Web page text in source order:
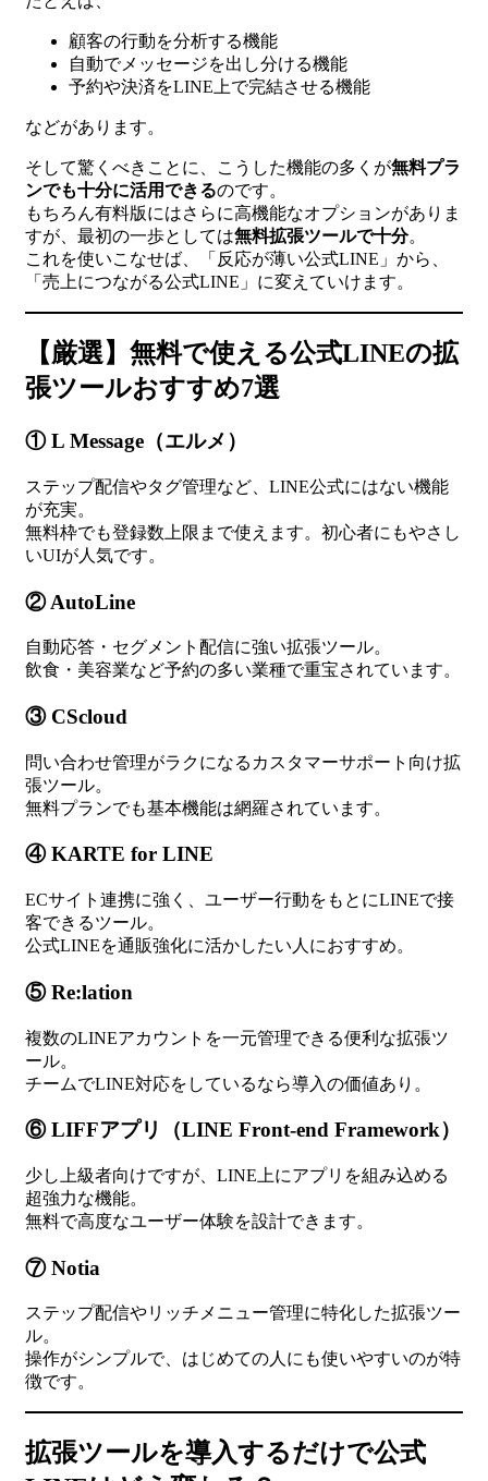
顧客の行動を分析する機能
自動でメッセージを出し分ける機能
予約や決済をLINE上で完結させる機能
などがあります。
そして驚くべきことに、こうした機能の多くが無料プラ
ンでも十分に活用できるのです。
もちろん有料版にはさらに高機能なオプションがありま
すが、最初の一歩としては無料拡張ツールで十分。
これを使いこなせば、「反応が薄い公式LINE」から、
「売上につながる公式LINE」に変えていけます。
【厳選】無料で使える公式LINEの拡
張ツールおすすめ7選
① L Message（エルメ）
ステップ配信やタグ管理など、LINE公式にはない機能
が充実。
無料枠でも登録数上限まで使えます。初心者にもやさし
いUIが人気です。
② AutoLine
自動応答・セグメント配信に強い拡張ツール。
飲食・美容業など予約の多い業種で重宝されています。
③ CScloud
問い合わせ管理がラクになるカスタマーサポート向け拡
張ツール。
無料プランでも基本機能は網羅されています。
④ KARTE for LINE
ECサイト連携に強く、ユーザー行動をもとにLINEで接
客できるツール。
公式LINEを通販強化に活かしたい人におすすめ。
⑤ Re:lation
複数のLINEアカウントを一元管理できる便利な拡張ツ
ール。
チームでLINE対応をしているなら導入の価値あり。
⑥ LIFFアプリ（LINE Front-end Framework）
少し上級者向けですが、LINE上にアプリを組み込める
超強力な機能。
無料で高度なユーザー体験を設計できます。
⑦ Notia
ステップ配信やリッチメニュー管理に特化した拡張ツー
ル。
操作がシンプルで、はじめての人にも使いやすいのが特
徴です。
拡張ツールを導入するだけで公式